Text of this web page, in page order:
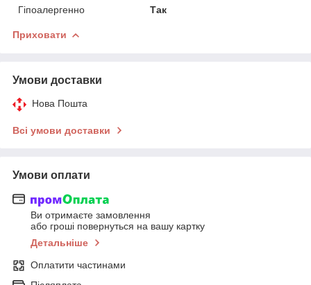
Гіпоалергенно
Так
Приховати
Умови доставки
Нова Пошта
Всі умови доставки
Умови оплати
Ви отримаєте замовлення
або гроші повернуться на вашу картку
Детальніше
Оплатити частинами